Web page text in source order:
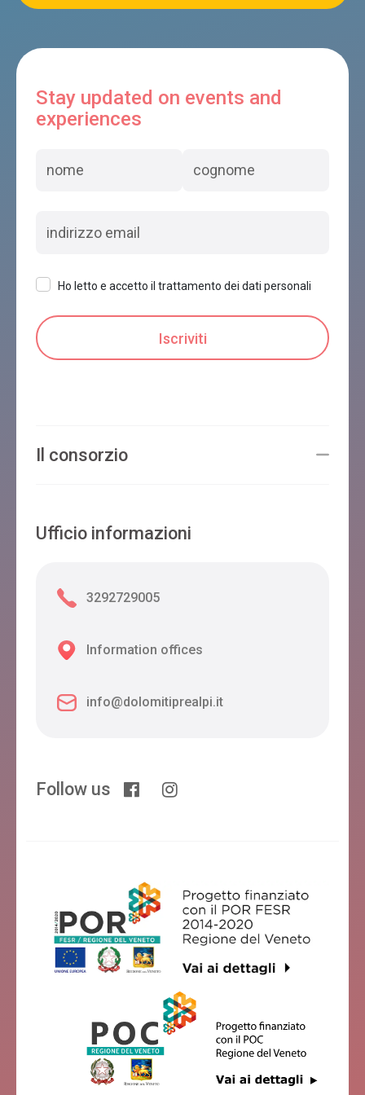
Stay updated on events and
experiences
Ho letto e accetto il trattamento dei dati personali
Il consorzio
Ufficio informazioni
3292729005
Information offices
info@dolomitiprealpi.it
Follow us